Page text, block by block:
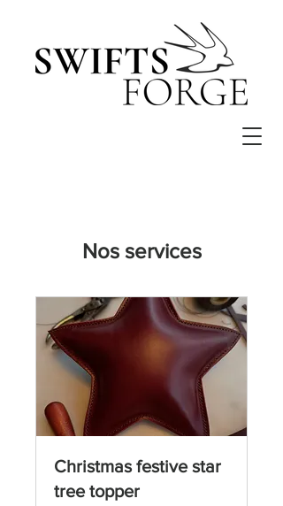
Nos services
Christmas festive star
tree topper